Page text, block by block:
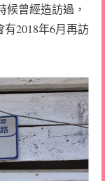
曾經造訪過，
2018年6月再訪